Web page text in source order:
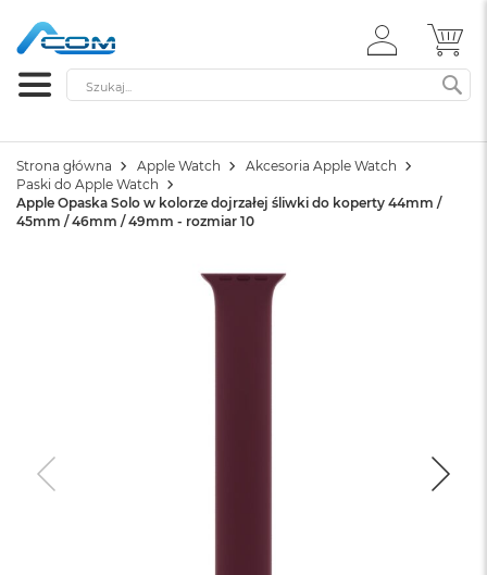
ZALOGUJ
SIĘ
Szukaj
Strona główna Apple Watch
Akcesoria Apple Watch
Paski do Apple Watch
Apple Opaska Solo w kolorze dojrzałej śliwki do koperty 44mm /
45mm / 46mm / 49mm - rozmiar 10